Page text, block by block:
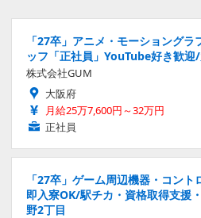
「27卒」アニメ・モーショング
ッフ「正社員」YouTube好き歓迎
株式会社GUM
大阪府
月給25万7,600円～32万円
正社員
「27卒」ゲーム周辺機器・コン
即入寮OK/駅チカ・資格取得支援
野2丁目